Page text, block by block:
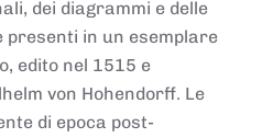
dei diagrammi e delle
in un esemplare
edito nel 1515 e
von Hohendorff. Le
di epoca post-